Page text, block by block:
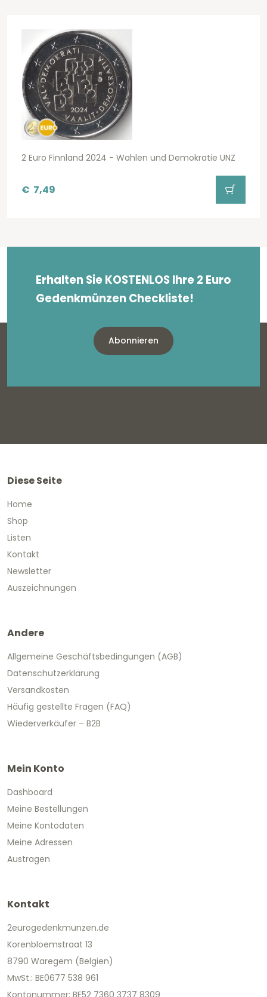
2 Euro Finnland 2024 - Wahlen und Demokratie UNZ
€ 7,49
Erhalten Sie KOSTENLOS Ihre 2 Euro
Gedenkmünzen Checkliste!
Abonnieren
Diese Seite
Home
Shop
Listen
Kontakt
Newsletter
Auszeichnungen
Andere
Allgemeine Geschäftsbedingungen (AGB)
Datenschutzerklärung
Versandkosten
Häufig gestellte Fragen (FAQ)
Wiederverkäufer – B2B
Mein Konto
Dashboard
Meine Bestellungen
Meine Kontodaten
Meine Adressen
Austragen
Kontakt
2eurogedenkmunzen.de
Korenbloemstraat 13
8790 Waregem (Belgien)
MwSt.: BE0677 538 961
Kontonummer: BE52 7360 3737 8309